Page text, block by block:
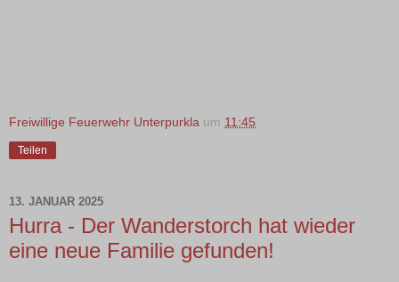
Freiwillige Feuerwehr Unterpurkla um 11:45
Teilen
13. JANUAR 2025
Hurra - Der Wanderstorch hat wieder
eine neue Familie gefunden!